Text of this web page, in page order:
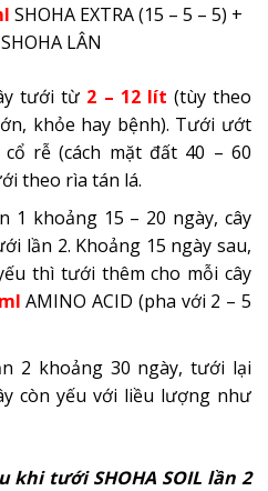
SHOHA EXTRA (15 – 5 – 5) +
SHOHA LÂN
tưới từ 2 – 12 lít (tùy theo
khỏe hay bệnh). Tưới ướt
rễ (cách mặt đất 40 – 60
theo rìa tán lá.
1 khoảng 15 – 20 ngày, cây
lần 2. Khoảng 15 ngày sau,
thì tưới thêm cho mỗi cây
AMINO ACID (pha với 2 – 5
2 khoảng 30 ngày, tưới lại
còn yếu với liều lượng như
khi tưới SHOHA SOIL lần 2